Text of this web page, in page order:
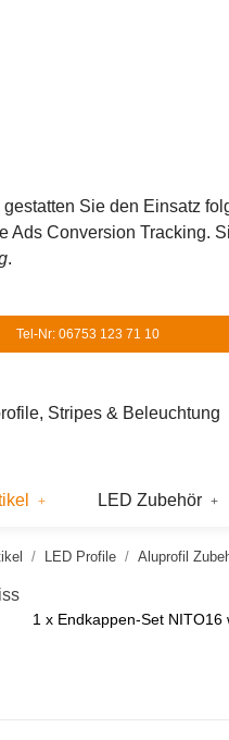
gestatten Sie den Einsatz
Ads Conversion
.
Tel-Nr: 06753 123 71 10
Stripes & Beleuchtung
LED Zubehör
LED Profile Aluprofil
1 x Endkappen-Set NITO16